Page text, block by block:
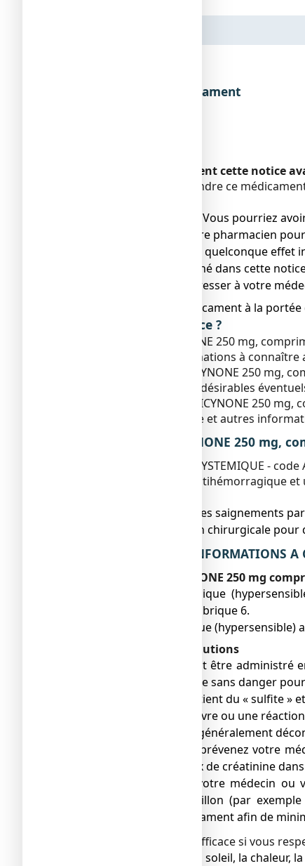
Dénomination du médicament
Veuillez lire attentivement cette notice
Vous devez toujours prendre ce
● Gardez cette notice. Vous pourriez
● Adressez-vous à votre pharmacien
● Si vous ressentez un quelconque
ne serait pas mentionné dans cette
● Vous devez vous adresser à votre
Ne laissez pas ce médicament à la
Que contient cette notice ?
1. Qu'est-ce que DICYNONE 250 mg,
2. Quelles sont les informations à
3. Comment prendre DICYNONE 250 mg,
4. Quels sont les effets indésirables
5. Comment conserver DICYNONE 250 mg,
6. Contenu de l’emballage et autres
1. QU’EST-CE QUE DICYNONE 250 mg,
AUTRE HEMOSTATIQUE SYSTEMIQUE - code
Ce médicament est un antihémorragique
● dans le traitement des saignements
● en cas d'intervention chirurgicale
2. QUELLES SONT LES INFORMATIONS
N’utilisez jamais DICYNONE 250 mg
● Si vous êtes allergique
mentionnés dans la rubrique 6.
● Si vous êtes allergique
Avertissements et précautions
● Ce médicament peut être administré
donc considéré comme sans danger
● Ce médicament contient du « sulfite
● Si vous avez de la fièvre ou une
● Ce médicament est généralement
● Analyses de sang : prévenez votre
résultats de votre taux de créatinine
● Veuillez informer votre médecin ou
prélèvement d’échantillon (par
quotidienne du médicament afin de
Ce traitement sera plus efficace si vous
● Evitez l’exposition au soleil, la